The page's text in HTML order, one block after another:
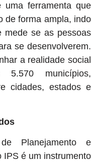
ferramenta que
de forma ampla, indo
mede se as pessoas
se desenvolverem.
a realidade social
municípios,
cidades, estados e
Planejamento e
IPS é um instrumento